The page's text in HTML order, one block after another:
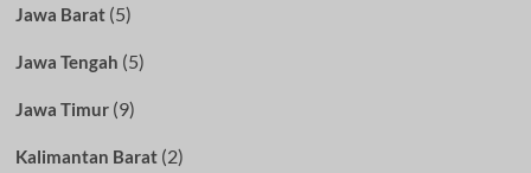
Jawa Barat(5)
Jawa Tengah (5)
Jawa Timur(9)
Kalimantan Barat(2)